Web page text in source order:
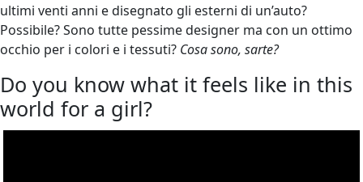
ultimi venti anni e disegnato gli esterni di un’auto?
Possibile? Sono tutte pessime designer ma con un ottimo
occhio per i colori e i tessuti? Cosa sono, sarte?
Do you know what it feels like in this
world for a girl?